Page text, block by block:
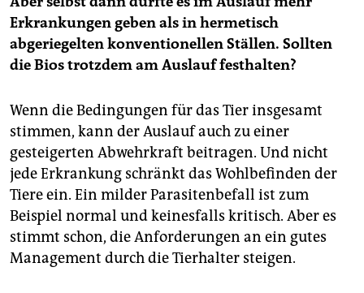
Erkrankungen geben als in hermetisch
abgeriegelten konventionellen Ställen. Sollten
die Bios trotzdem am Auslauf festhalten?
Wenn die Bedingungen für das Tier insgesamt
stimmen, kann der Auslauf auch zu einer
gesteigerten Abwehrkraft beitragen. Und nicht
jede Erkrankung schränkt das Wohlbefinden der
Tiere ein. Ein milder Parasitenbefall ist zum
Beispiel normal und keinesfalls kritisch. Aber es
stimmt schon, die Anforderungen an ein gutes
Management durch die Tierhalter steigen.